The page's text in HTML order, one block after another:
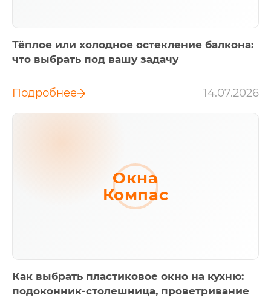
Тёплое или холодное остекление балкона:
что выбрать под вашу задачу
Подробнее 14.07.2026
Окна
Компас
Как выбрать пластиковое окно на кухню:
подоконник-столешница, проветривание